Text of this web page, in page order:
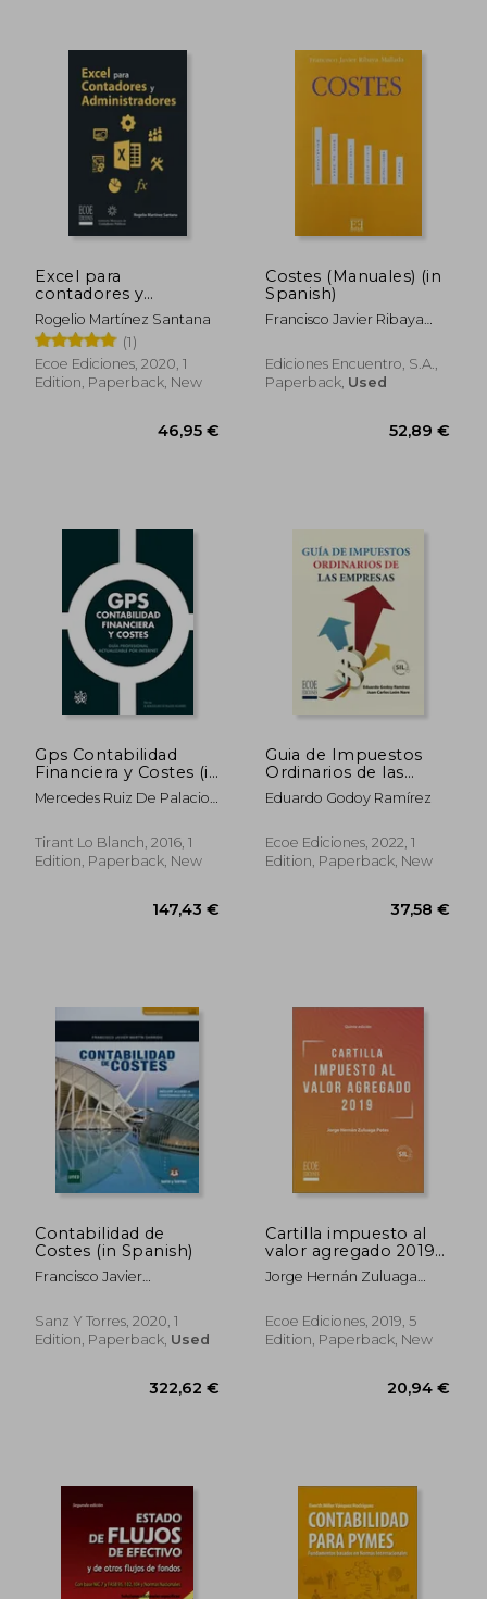
179,23 €
Excel para
contadores y
administradores (in
Spanish)
Rogelio Martínez Santana
(1)
Ecoe Ediciones, 2020, 1
Edition, Paperback, New
46,95 €
Costes (Manuales) (in
Spanish)
Francisco Javier Ribaya
Ediciones Encuentro, S.A.,
Paperback, Used
Gps Contabilidad
Financiera y Costes (in
Spanish)
Mercedes Ruiz De Palacios
Tirant Lo Blanch, 2016, 1
Edition, Paperback, New
147,43 €
Guia de Impuestos
Ordinarios de las
Empresas (in
Spanish)
Eduardo Godoy Ramírez
Ecoe Ediciones, 2022, 1
Edition, Paperback, New
Contabilidad de
Costes (in Spanish)
Francisco Javier
Sanz Y Torres, 2020, 1
Edition, Paperback, Used
Cartilla impuesto al
valor agregado 2019
(in Spanish)
Jorge Hernán Zuluaga
Ecoe Ediciones, 2019, 5
Edition, Paperback, New